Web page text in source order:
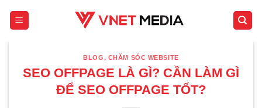
BLOG, CHĂM SÓC WEBSITE
SEO OFFPAGE LÀ GÌ? CẦN LÀM GÌ
ĐỂ SEO OFFPAGE TỐT?